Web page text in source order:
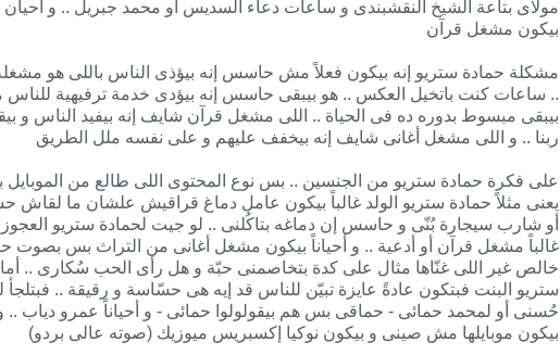
مولاى بتاعة الشيخ النقشبندى و ساعات دعاء السديس أو محمد جبريل .. و أحيان
بيكون مشغل قرآن
مشكلة حمادة ستريو إنه بيكون فعلاً مش حاسس إنه بيؤذى الناس باللى هو مشغله
.. ساعات كنت باتخيل العكس .. هو بيبقى حاسس إنه بيؤدى خدمة ترفيهية للناس
بيبقى مبسوط بدوره ده فى الحياة .. اللى مشغل قرآن شايف إنه بيفيد الناس و
ربنا .. و اللى مشغل أغانى شايف إنه بيخفف عليهم و على نفسه ملل الطريق
على فكرة حمادة ستريو من الجنسين .. بس نوع المحتوى اللى طالع من الموبايل
يعنى مثلاً حمادة ستريو الولد غالباً بيكون عامل دماغ قراقيش علشان ما
أو شارب سيجارة بُنّى و حاسس إن دماغه بتاكُلنى .. لو جيت لحمادة ستريو
غالباً مشغل قرآن أو أدعية .. و أحياناً بيكون مشغل أغانى من التراث بس بصوت
خالص غير اللى غنّاها مثال على كدة بتخاصمنى حبّة و هل رأى الحب سُكارى ..
ستريو البنت فبتكون عادةً عايزة تبيّن للناس قد إيه هى حسّاسة و رقيقة .. فبتلجأ
حُسنى أو لمحمد حمائى - حماقى بس هم بيقولولوا حمائى - و أحياناً عمرو دياب
بيكون موبايلها مش صينى و بيكون نوكيا إكسبريس ميوزيك (صوته عالى بردو)